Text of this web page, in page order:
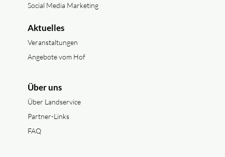
Social Media Marketing
Aktuelles
Veranstaltungen
Angebote vom Hof
Über uns
Über Landservice
Partner-Links
FAQ